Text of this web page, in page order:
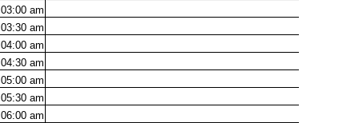
03:00 am
03:30 am
04:00 am
04:30 am
05:00 am
05:30 am
06:00 am